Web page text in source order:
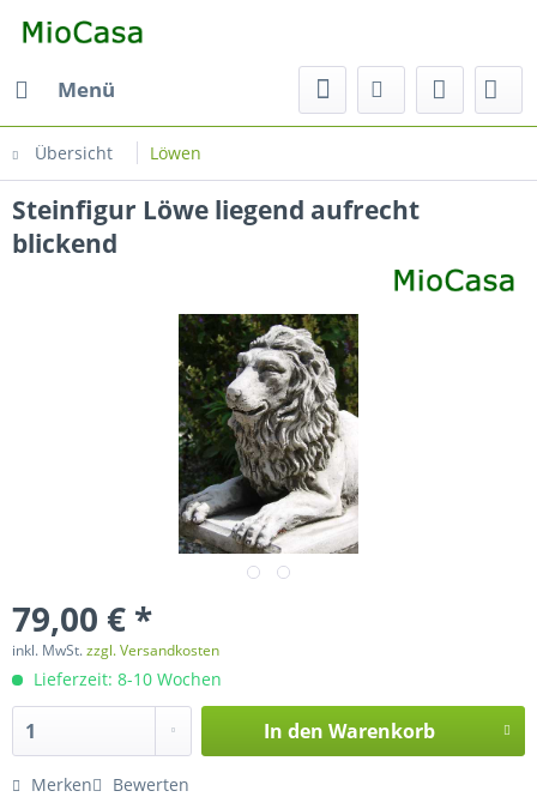
Menü
Übersicht Löwen
Steinfigur Löwe liegend aufrecht
blickend
79,00 € *
inkl. MwSt.zzgl. Versandkosten
Lieferzeit: 8-10 Wochen
In den Warenkorb
Merken Bewerten